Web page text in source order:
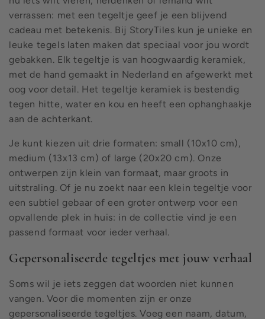
verrassen: met een tegeltje geef je een blijvend
cadeau met betekenis. Bij StoryTiles kun je unieke en
leuke tegels laten maken dat speciaal voor jou wordt
gebakken. Elk tegeltje is van hoogwaardig keramiek,
met de hand gemaakt in Nederland en afgewerkt met
oog voor detail. Het tegeltje keramiek is bestendig
tegen hitte, water en kou en heeft een ophanghaakje
aan de achterkant.
Je kunt kiezen uit drie formaten: small (10x10 cm),
medium (13x13 cm) of large (20x20 cm). Onze
ontwerpen zijn klein van formaat, maar groots in
uitstraling. Of je nu zoekt naar een klein tegeltje voor
een subtiel gebaar of een groter ontwerp voor een
opvallende plek in huis: in de collectie vind je een
passend formaat voor ieder verhaal.
Gepersonaliseerde tegeltjes met jouw verhaal
Soms wil je iets zeggen dat woorden niet kunnen
vangen. Voor die momenten zijn er onze
gepersonaliseerde tegeltjes. Voeg een naam, datum,